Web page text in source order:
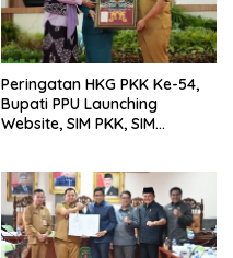
Peringatan HKG PKK Ke-54,
Bupati PPU Launching
Website, SIM PKK, SIM